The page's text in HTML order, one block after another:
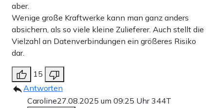
aber.
Wenige große Kraftwerke kann man ganz anders
absichern, als so viele kleine Zulieferer. Auch stellt die
Vielzahl an Datenverbindungen ein größeres Risiko
dar.
15
Antworten
Caroline27.08.2025 um 09:25 Uhr344T